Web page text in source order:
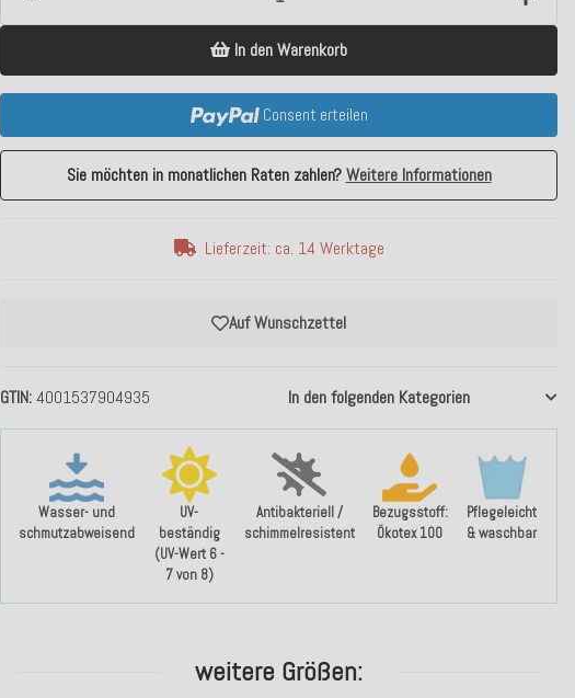
Wasser- und
schmutzabweisend
UV-
beständig
(UV-Wert 6 -
7 von 8)
Antibakteriell /
schimmelresistent
Bezugsstoff:
Ökotex 100
Pflegeleicht
& waschbar
GTIN 4001537904935 In den folgenden Kategorien
Auf Wunschzettel
In den Warenkorb
Consent erteilen
Sie möchten in monatlichen Raten zahlen?Weitere Informationen
Lieferzeit: ca. 14 Werktage
weitere Größen: